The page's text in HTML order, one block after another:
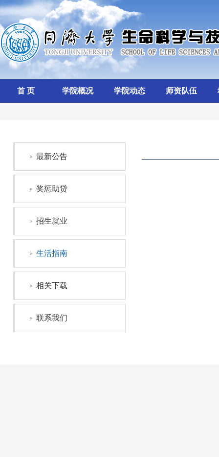
首 页 学院概况 学院动态 师资队伍
最新公告
奖惩助贷
招生就业
生活指南
相关下载
联系我们